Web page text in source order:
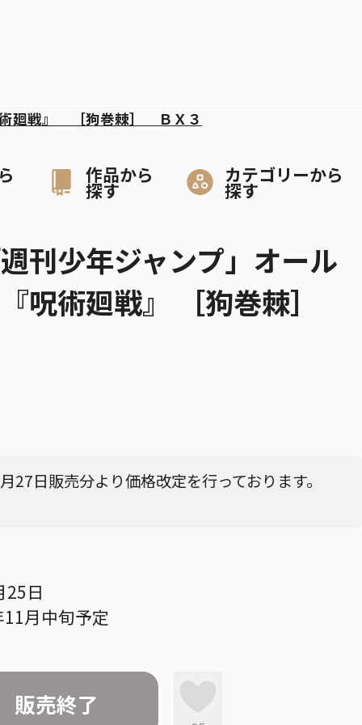
作品から
探す
カテゴリーから
探す
廻戦』 ［狗巻棘］ ＢＸ３
刊少年ジャンプ」オール
呪術廻戦』 ［狗巻棘］
日販売分より価格改定を行っております。
25日
月中旬予定
販売終了